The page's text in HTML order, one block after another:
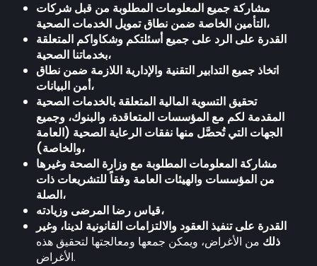
مشاركة جميع المعلومات المطلوبة من قبل شركات
التأمين الخاصة ضمن نطاق تمويل الخدمات الصحية،
القدرة على الرد على جميع أسئلتكم وشكاواكم المتعلقة
بخدماتنا الصحية،
اتخاذ جميع التدابير التقنية والإدارية اللازمة ضمن نطاق
أمن البيانات،
تحقيق التسوية المالية المتعلقة بالخدمات الصحية
المقدمة لكم مع المؤسسات المتعاقدة، والبنوك، وجميع
الجهات التي تُحصَّل منها نفقات الرعاية الصحية (العامة
والخاصة)،
مشاركة المعلومات المطلوبة مع وزارة الصحة وغيرها
من المؤسسات والهيئات العامة وفقاً للتشريعات ذات
الصلة،
قياس رضا المرضى وزيادته،
القدرة على تنفيذ العقود والالتزامات القانونية لدينا، وغير
ذلك من الأغراض، ويمكن جمعها ومعالجتها لتحقيق هذه
الأغراض.